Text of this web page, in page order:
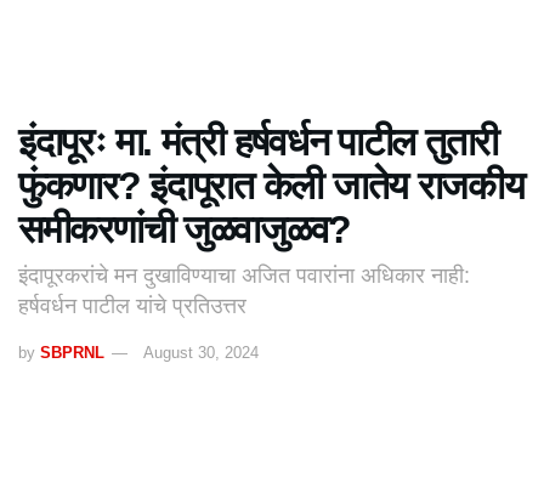
इंदापूरः मा. मंत्री हर्षवर्धन पाटील तुतारी
फुंकणार? इंदापूरात केली जातेय राजकीय
समीकरणांची जुळवाजुळव?
इंदापूरकरांचे मन दुखाविण्याचा अजित पवारांना अधिकार नाही:
हर्षवर्धन पाटील यांचे प्रतिउत्तर
by SBPRNL August 30, 2024